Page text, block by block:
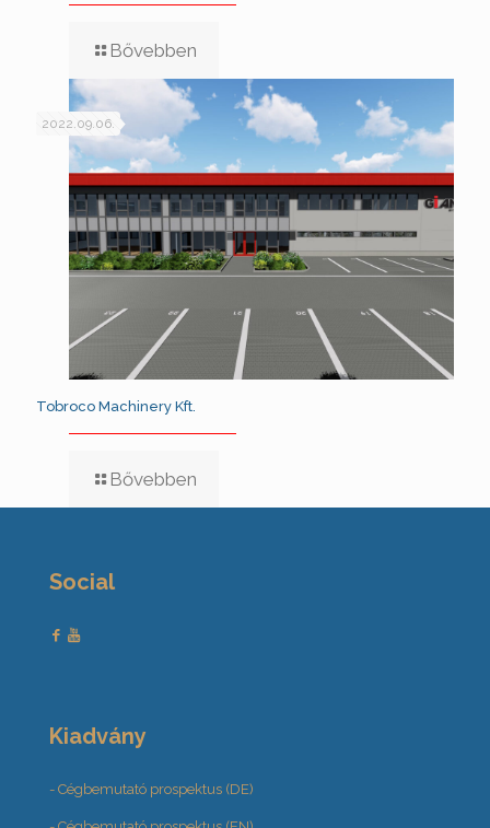
Bővebben
2022.09.06.
Tobroco Machinery Kft.
Bővebben
Social
Kiadvány
- Cégbemutató prospektus (DE)